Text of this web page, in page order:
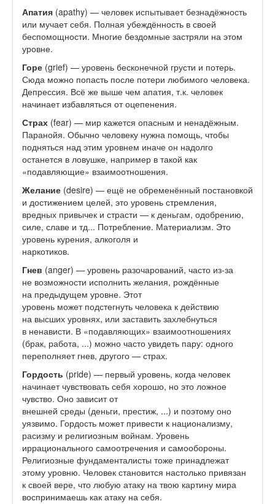
Апатия (apathy) — человек испытывает безнадёжность
или мучает себя. Полная убеждённость в своей
беспомощности. Многие бездомные застряли на этом
уровне.
Горе (grief) — уровень бесконечной грусти и потерь.
Сюда можно попасть после потери любимого человека.
Депрессия. Всё же выше чем апатия, т.к. человек
начинает избавляться от оцепенения.
Страх (fear) — мир кажется опасным и ненадёжным.
Паранойя. Обычно человеку нужна помощь, чтобы
подняться над этим уровнем иначе он надолго
останется в ловушке, например в такой как
«подавляющие» взаимоотношения.
Желание (desire) — ещё не обременённый постановкой
и достижением целей, это уровень стремления,
вредных привычек и страсти — к деньгам, одобрению,
силе, славе и тд... Потребление. Материализм. Это
уровень курения, алкоголя и
наркотиков.
Гнев (anger) — уровень разочарований, часто из-за
не возможности исполнить желания, рождённые
на предыдущем уровне. Этот
уровень может подстегнуть человека к действию
на высших уровнях, или заставить захлебнуться
в ненависти. В «подавляющих» взаимоотношениях
(брак, работа, ...) можно часто увидеть пару: одного
переполняет гнев, другого — страх.
Гордость (pride) — первый уровень, когда человек
начинает чувствовать себя хорошо, но это ложное
чувство. Оно зависит от
внешней среды (деньги, престиж, ...) и поэтому оно
уязвимо. Гордость может привести к национализму,
расизму и религиозным войнам. Уровень
иррационального самоотречения и самообороны.
Религиозные фундаменталисты тоже принадлежат
этому уровню. Человек становится настолько привязан
к своей вере, что любую атаку на твою картину мира
воспринимаешь как атаку на себя.